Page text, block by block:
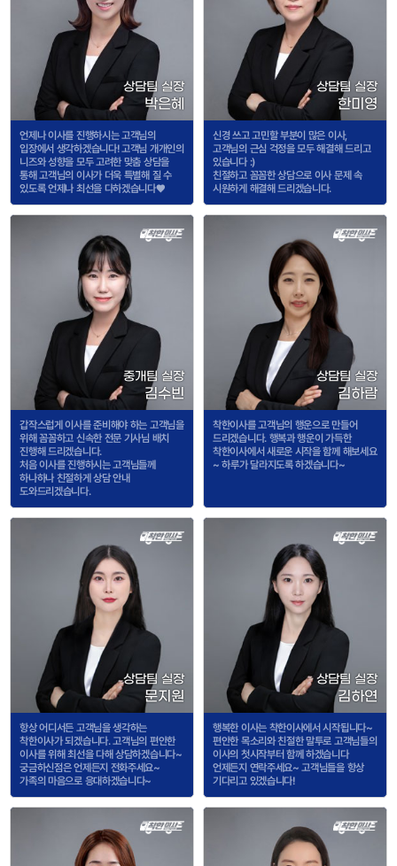
상담팀 실장
박은혜
언제나 이사를 진행하시는 고객님의
입장에서 생각하겠습니다! 고객님 개개인의
니즈와 성향을 모두 고려한 맞춤 상담을
통해 고객님의 이사가 더욱 특별해 질 수
있도록 언제나 최선을 다하겠습니다♥
상담팀 실장
한미영
신경 쓰고 고민할 부분이 많은 이사,
고객님의 근심 걱정을 모두 해결해 드리고
있습니다 :)
친절하고 꼼꼼한 상담으로 이사 문제 속
시원하게 해결해 드리겠습니다.
중개팀 실장
김수빈
갑작스럽게 이사를 준비해야 하는 고객님을
위해 꼼꼼하고 신속한 전문 기사님 배치
진행해 드리겠습니다.
처음 이사를 진행하시는 고객님들께
하나하나 친절하게 상담 안내
도와드리겠습니다.
상담팀 실장
김하람
착한이사를 고객님의 행운으로 만들어
드리겠습니다. 행복과 행운이 가득한
착한이사에서 새로운 시작을 함께 해보세요
~ 하루가 달라지도록 하겠습니다~
상담팀 실장
문지원
항상 어디서든 고객님을 생각하는
착한이사가 되겠습니다. 고객님의 편안한
이사를 위해 최선을 다해 상담하겠습니다~
궁금하신점은 언제든지 전화주세요~
가족의 마음으로 응대하겠습니다~
상담팀 실장
김하연
행복한 이사는 착한이사에서 시작됩니다~
편안한 목소리와 친절한 말투로 고객님들의
이사의 첫시작부터 함께 하겠습니다
언제든지 연락주세요~ 고객님들을 항상
기다리고 있겠습니다!